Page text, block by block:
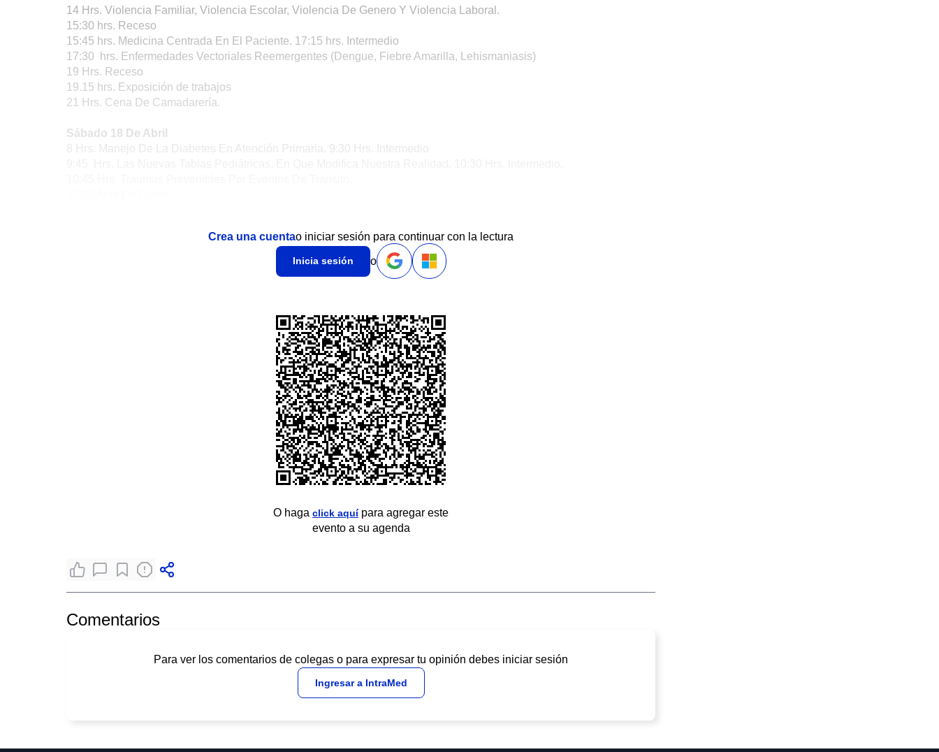
14 Hrs. Violencia Familiar, Violencia Escolar, Violencia De Genero Y Violencia Laboral.
15:30 hrs. Receso
15:45 hrs. Medicina Centrada En El Paciente. 17:15 hrs. Intermedio
17:30 hrs. Enfermedades Vectoriales Reemergentes (Dengue, Fiebre Amarilla, Lehismaniasis)
19 Hrs. Receso
19.15 hrs. Exposición de trabajos
21 Hrs. Cena De Camadarería.
Sábado 18 De Abril
8 Hrs. Manejo De La Diabetes En Atención Primaria. 9:30 Hrs. Intermedio
Crea una cuentao iniciar sesión para continuar con la lectura
Inicia sesión o
O haga click aquípara agregar este
evento a su agenda
Comentarios
Para ver los comentarios de colegas o para expresar tu opinión debes iniciar sesión
Ingresar a IntraMed